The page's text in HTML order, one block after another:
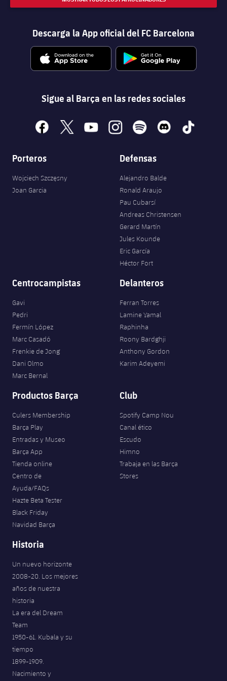
Descarga la App oficial del FC Barcelona
Sigue al Barça en las redes sociales
facebook
x youtubeinstagramspotify discord tiktok
Porteros
Wojciech Szczęsny
Joan Garcia
Defensas
Alejandro Balde
Ronald Araujo
Pau Cubarsí
Andreas Christensen
Gerard Martín
Jules Kounde
Eric García
Héctor Fort
Centrocampistas
Gavi
Pedri
Fermín López
Marc Casadó
Frenkie de Jong
Dani Olmo
Marc Bernal
Delanteros
Ferran Torres
Lamine Yamal
Raphinha
Roony Bardghji
Anthony Gordon
Karim Adeyemi
Productos Barça
Culers Membership
Barça Play
Entradas y Museo
Barça App
Tienda online
Centro de
Ayuda/FAQs
Hazte Beta Tester
Black Friday
Navidad Barça
Club
Spotify Camp Nou
Canal ético
Escudo
Himno
Trabaja en las Barça
Stores
Historia
Un nuevo horizonte
2008-20. Los mejores
años de nuestra
historia
La era del Dream
Team
1950-61. Kubala y su
tiempo
1899-1909.
Nacimiento y